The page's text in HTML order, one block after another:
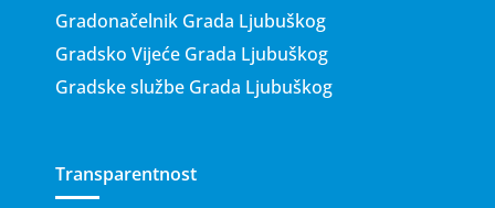
Gradonačelnik Grada Ljubuškog
Gradsko Vijeće Grada Ljubuškog
Gradske službe Grada Ljubuškog
Transparentnost